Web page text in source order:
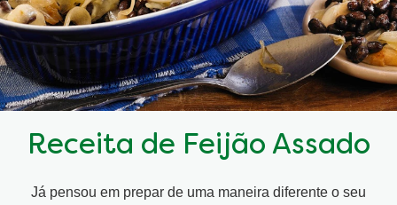
Receita de Feijão Assado
Já pensou em prepar de uma maneira diferente o seu